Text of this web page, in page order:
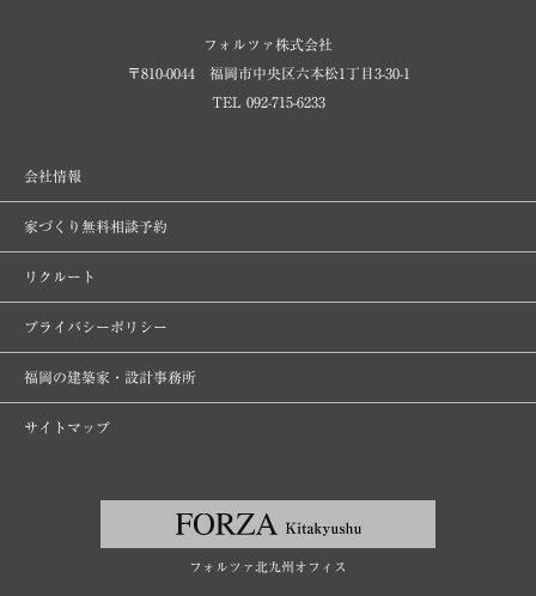
フォルツァ株式会社
〒810-0044 福岡市中央区六本松1丁目3-30-1
TEL 092-715-6233
会社情報
家づくり無料相談予約
リクルート
プライバシーポリシー
福岡の建築家・設計事務所
サイトマップ
フォルツァ北九州オフィス